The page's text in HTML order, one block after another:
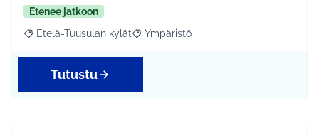
Etenee jatkoon
Rajaa tulokset aihepiirin mukaan: Etelä-Tuusulan kylät
Etelä-Tuusulan kylät Rajaa tulokset teeman mukaan:
Ympäristö
Tutustu